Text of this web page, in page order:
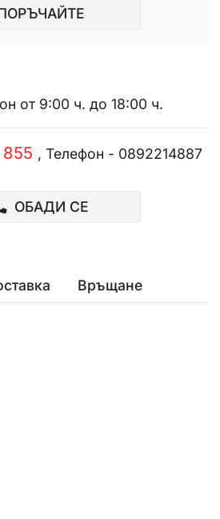
от 9:00 ч. до 18:00 ч.
855 , Телефон - 0892214887
ОБАДИ СЕ
Връщане